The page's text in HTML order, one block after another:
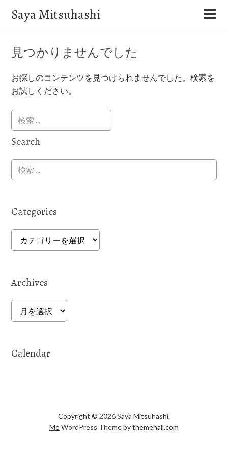
Saya Mitsuhashi
見つかりませんでした
お探しのコンテンツを見つけられませんでした。検索を
お試しください。
Search
Categories
Categories
Archives
Archives
Calendar
Copyright © 2026 Saya Mitsuhashi.
MeWordPress Theme by themehall.com